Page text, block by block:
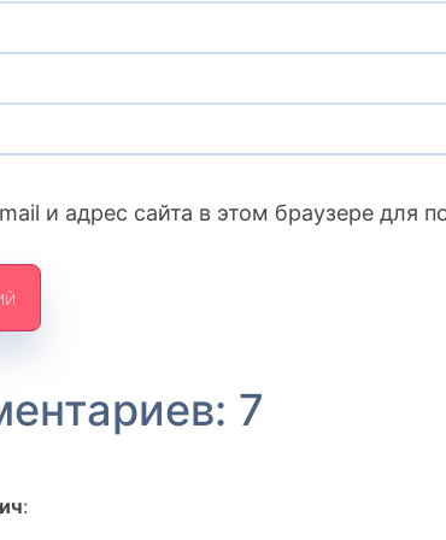
7
:
и адрес сайта в этом браузере для